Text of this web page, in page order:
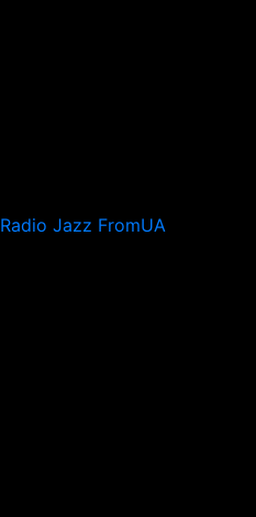
Radio Jazz FromUA